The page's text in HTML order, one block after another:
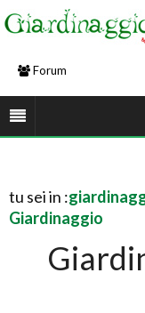
Forum
tu sei in :
Giardinaggio